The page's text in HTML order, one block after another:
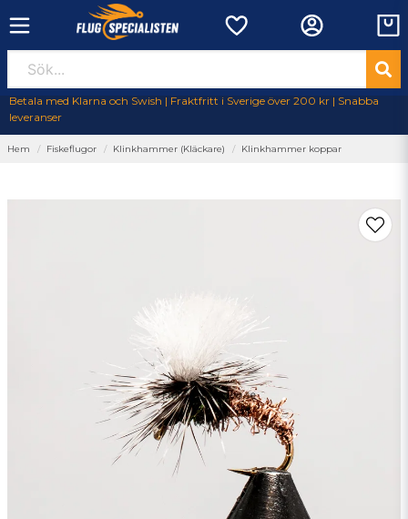
Betala med Klarna och Swish | Fraktfritt i Sverige över 200 kr | Snabba
leveranser
Hem Fiskeflugor Klinkhammer (Kläckare) Klinkhammer koppar